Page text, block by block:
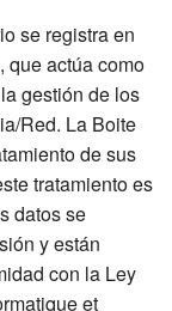
se registra en
que actúa como
gestión de los
Red. La Boite
de sus
tratamiento es
datos se
y están
con la Ley
et